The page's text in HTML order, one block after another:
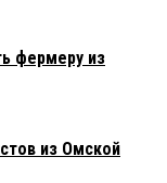
фермеру из
из Омской